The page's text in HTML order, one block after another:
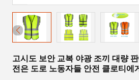
고시도 보안 교복 야광 조끼 대량
전은 도로 노동자들 안전 클로티에